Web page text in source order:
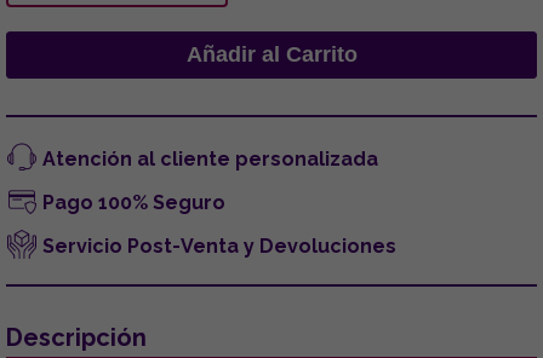
Atención al cliente personalizada
Pago 100% Seguro
Servicio Post-Venta y Devoluciones
Descripción